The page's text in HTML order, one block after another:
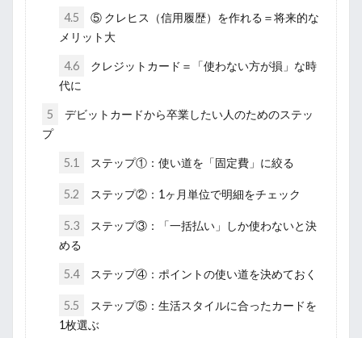
4.5
⑤ クレヒス（信用履歴）を作れる＝将来的な
メリット大
4.6
クレジットカード＝「使わない方が損」な時
代に
5
デビットカードから卒業したい人のためのステッ
プ
5.1 ステップ①：使い道を「固定費」に絞る
5.2 ステップ②：1ヶ月単位で明細をチェック
5.3
ステップ③：「一括払い」しか使わないと決
める
5.4 ステップ④：ポイントの使い道を決めておく
5.5
ステップ⑤：生活スタイルに合ったカードを
1枚選ぶ